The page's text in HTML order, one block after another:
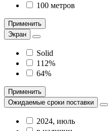
100 метров
Применить
Экран
Solid
112%
64%
Применить
Ожидаемые сроки поставки
2024, июль